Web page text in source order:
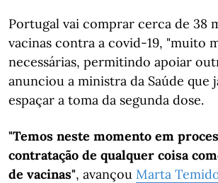
Portugal vai comprar cerca de 38
vacinas contra a covid-19, "muito
necessárias, permitindo apoiar
anunciou a ministra da Saúde que
espaçar a toma da segunda dose.
"Temos neste momento em
contratação de qualquer coisa
de vacinas", avançou Marta